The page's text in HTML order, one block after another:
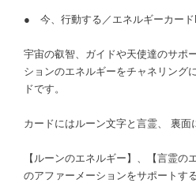
● 今、行動する／エネルギーカード
宇宙の叡智、ガイドや天使達のサポ
ションのエネルギーをチャネリング
ドです。
カードにはルーン文字と言霊、 裏面
【ルーンのエネルギー】、【言霊の
のアファーメーションをサポートす